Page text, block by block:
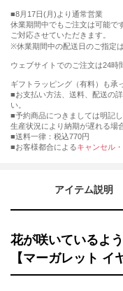
■8月17日(月)より通常営業
休業期間中でもご注文は可能で
ご対応させていただきます。
※休業期間中の配送日のご指定
ウェブサイトでのご注文は24時
ギフトラッピング（有料）も
■お支払い方法、送料、配送の
い。
■予約商品につきましては明記
生産状況により納期が遅れる場
■送料一律：税込770円
■お客様都合によるキャンセル
アイテム説明
花が咲いているよ
【マーガレット イ